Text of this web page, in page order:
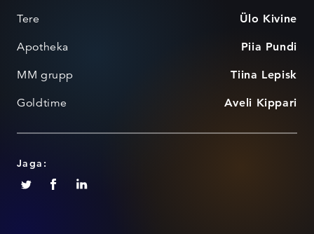
Tere Ülo Kivine
Apotheka Piia Pundi
MM grupp Tiina Lepisk
Goldtime Aveli Kippari
Jaga: